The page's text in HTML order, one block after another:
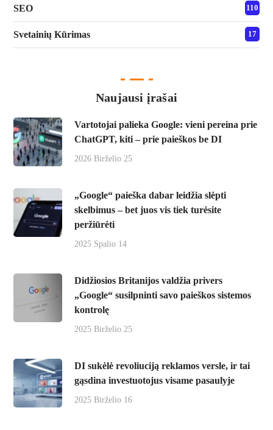
SEO 110
Svetainių Kūrimas 17
Naujausi įrašai
Vartotojai palieka Google: vieni pereina prie
ChatGPT, kiti – prie paieškos be DI
2026 Birželio 25
„Google“ paieška dabar leidžia slėpti
skelbimus – bet juos vis tiek turėsite
peržiūrėti
2025 Spalio 14
Didžiosios Britanijos valdžia privers
„Google“ susilpninti savo paieškos sistemos
kontrolę
2025 Birželio 25
DI sukėlė revoliuciją reklamos versle, ir tai
gąsdina investuotojus visame pasaulyje
2025 Birželio 16